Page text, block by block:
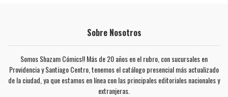
Sobre Nosotros
Somos Shazam Cómics!! Más de 20 años en el rubro, con sucursales en
Providencia y Santiago Centro, tenemos el catálogo presencial más actualizado
de la ciudad, ya que estamos en línea con las principales editoriales nacionales y
extranjeras.